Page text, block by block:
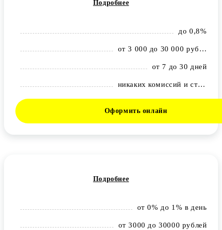
Подробнее
до 0,8%
от 3 000 до 30 000 рублей
от 7 до 30 дней
никаких комиссий и страховок
Оформить онлайн
Подробнее
от 0% до 1% в день
от 3000 до 30000 рублей